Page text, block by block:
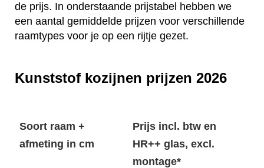
de prijs. In onderstaande prijstabel hebben we
een aantal gemiddelde prijzen voor verschillende
raamtypes voor je op een rijtje gezet.
Kunststof kozijnen prijzen 2026
Soort raam +
afmeting in cm
Prijs incl. btw en
HR++ glas, excl.
montage*